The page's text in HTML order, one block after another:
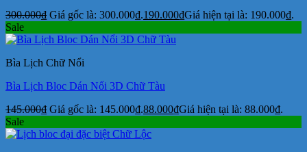
300.000₫ Giá gốc là: 300.000₫.190.000₫Giá hiện tại là: 190.000₫.
Sale
Bìa Lịch Chữ Nổi
Bìa Lịch Bloc Dán Nổi 3D Chữ Tàu
145.000₫ Giá gốc là: 145.000₫.88.000₫Giá hiện tại là: 88.000₫.
Sale